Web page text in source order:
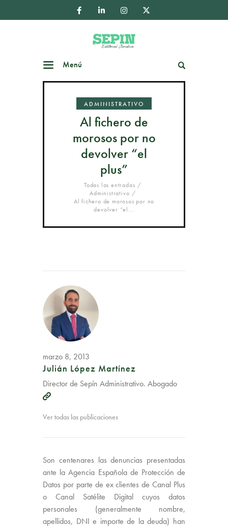
Menú
ADMINISTRATIVO
Al fichero de
morosos por no
devolver “el
plus”
Todas las entradas
Administrativo
Al fichero de morosos por no
devolver “el...
marzo 8, 2013
Julián López Martínez
Director de Sepín Administrativo. Abogado
Ver todas las publicaciones
Son centenares las denuncias presentadas
ante la Agencia Española de Protección de
Datos por parte de ex clientes de Canal Plus
o Canal Satélite Digital cuyos datos
personales (generalmente nombre,
apellidos, DNI e importe de la deuda) han